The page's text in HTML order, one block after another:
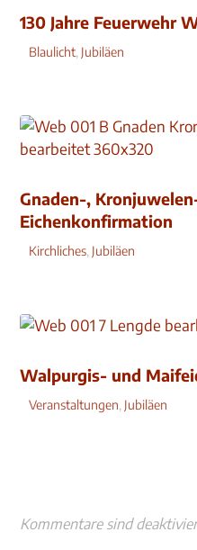
130 Jahre Feuerwehr
Blaulicht, Jubiläen
Gnaden-,
Eichenkonfirmation
Kirchliches, Jubiläen
Walpurgis- und
Veranstaltungen, Jubiläen
Kommentare sind